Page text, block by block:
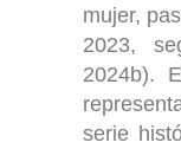
mujer,
2023,
2024b).
serie